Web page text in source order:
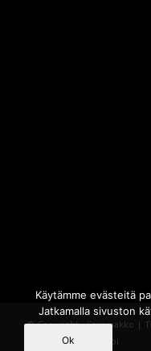
© Copyright - Sammakko |
Powered by
iQWebbi
Käytämme evästeitä
Jatkamalla sivuston
Ok